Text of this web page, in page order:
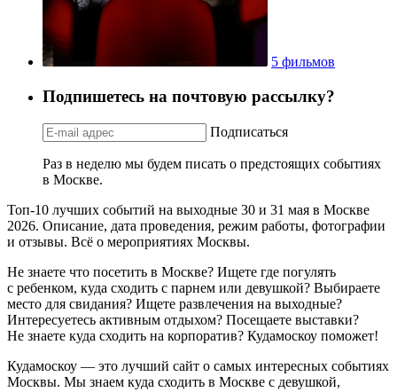
5 фильмов
Подпишетесь на почтовую рассылку?
Подписаться
Раз в неделю мы будем писать о предстоящих событиях
в Москве.
Топ-10 лучших событий на выходные 30 и 31 мая в Москве
2026. Описание, дата проведения, режим работы, фотографии
и отзывы. Всё о мероприятиях Москвы.
Не знаете что посетить в Москве? Ищете где погулять
с ребенком, куда сходить с парнем или девушкой? Выбираете
место для свидания? Ищете развлечения на выходные?
Интересуетесь активным отдыхом? Посещаете выставки?
Не знаете куда сходить на корпоратив? Кудамоскоу поможет!
Кудамоскоу — это лучший сайт о самых интересных событиях
Москвы. Мы знаем куда сходить в Москве с девушкой,